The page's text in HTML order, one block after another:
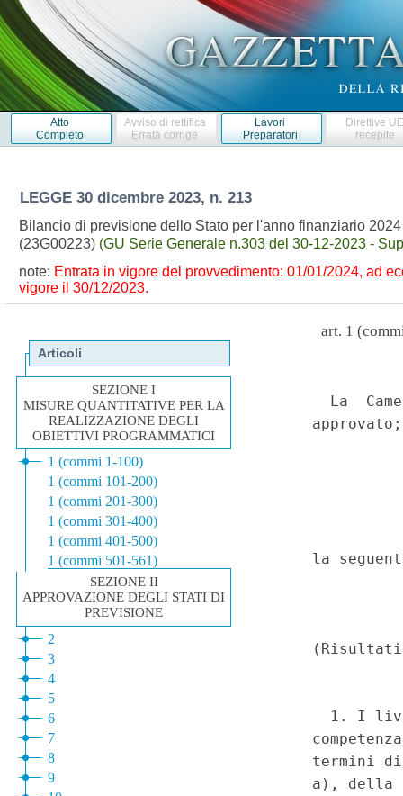
Atto
Completo
Avviso di rettifica
Errata corrige
Lavori
Preparatori
Direttive
recepite
LEGGE 30 dicembre 2023, n. 213
Bilancio di previsione dello Stato per l'anno finanziario
(23G00223) (GU Serie Generale n.303 del 30-12-2023 -
note: Entrata in vigore del provvedimento: 01/01/2024, ad
vigore il 30/12/2023.